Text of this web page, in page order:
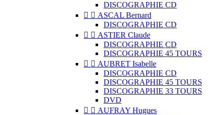
DISCOGRAPHIE CD
  ASCAL Bernard
DISCOGRAPHIE CD
  ASTIER Claude
DISCOGRAPHIE CD
DISCOGRAPHIE 45 TOURS
  AUBRET Isabelle
DISCOGRAPHIE CD
DISCOGRAPHIE 45 TOURS
DISCOGRAPHIE 33 TOURS
DVD
  AUFRAY Hugues